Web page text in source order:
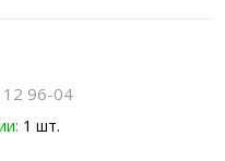
96-04
1 шт.